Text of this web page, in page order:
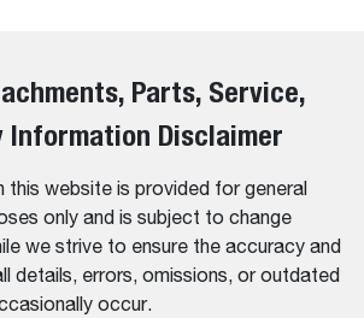
Parts, Service,
Information Disclaimer
this website is provided for general
only and is subject to change
we strive to ensure the accuracy and
details, errors, omissions, or outdated
occur.